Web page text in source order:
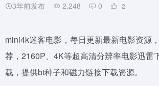
3年前发布 2,248 0 2
mini4k迷客电影，每日更新最新电影资源
荐，2160P、4K等超高清分辨率电影迅雷
载，提供bt种子和磁力链接下载资源。